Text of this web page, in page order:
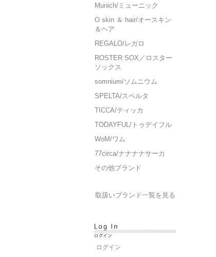
Munich/ミューニック
O skin ＆ hair/オースキン
＆ヘア
REGALO/レガロ
ROSTER SOX／ロスター
ソックス
somnium/ソムニウム
SPELTA/スペルタ
TICCA/ティッカ
TODAYFUL/トゥデイフル
WoM/ワム
77circa/ナナナナサーカ
その他ブランド
取扱いブランド一覧を見る
ログイン